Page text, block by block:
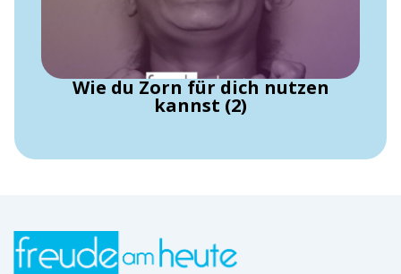
Wie du Zorn für dich nutzen
kannst (2)